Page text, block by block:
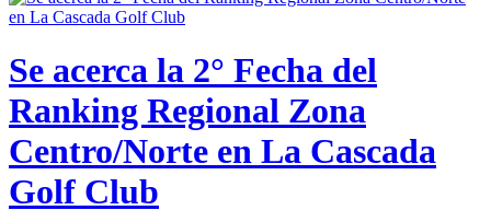
Se acerca la 2° Fecha del
Ranking Regional Zona
Centro/Norte en La Cascada
Golf Club